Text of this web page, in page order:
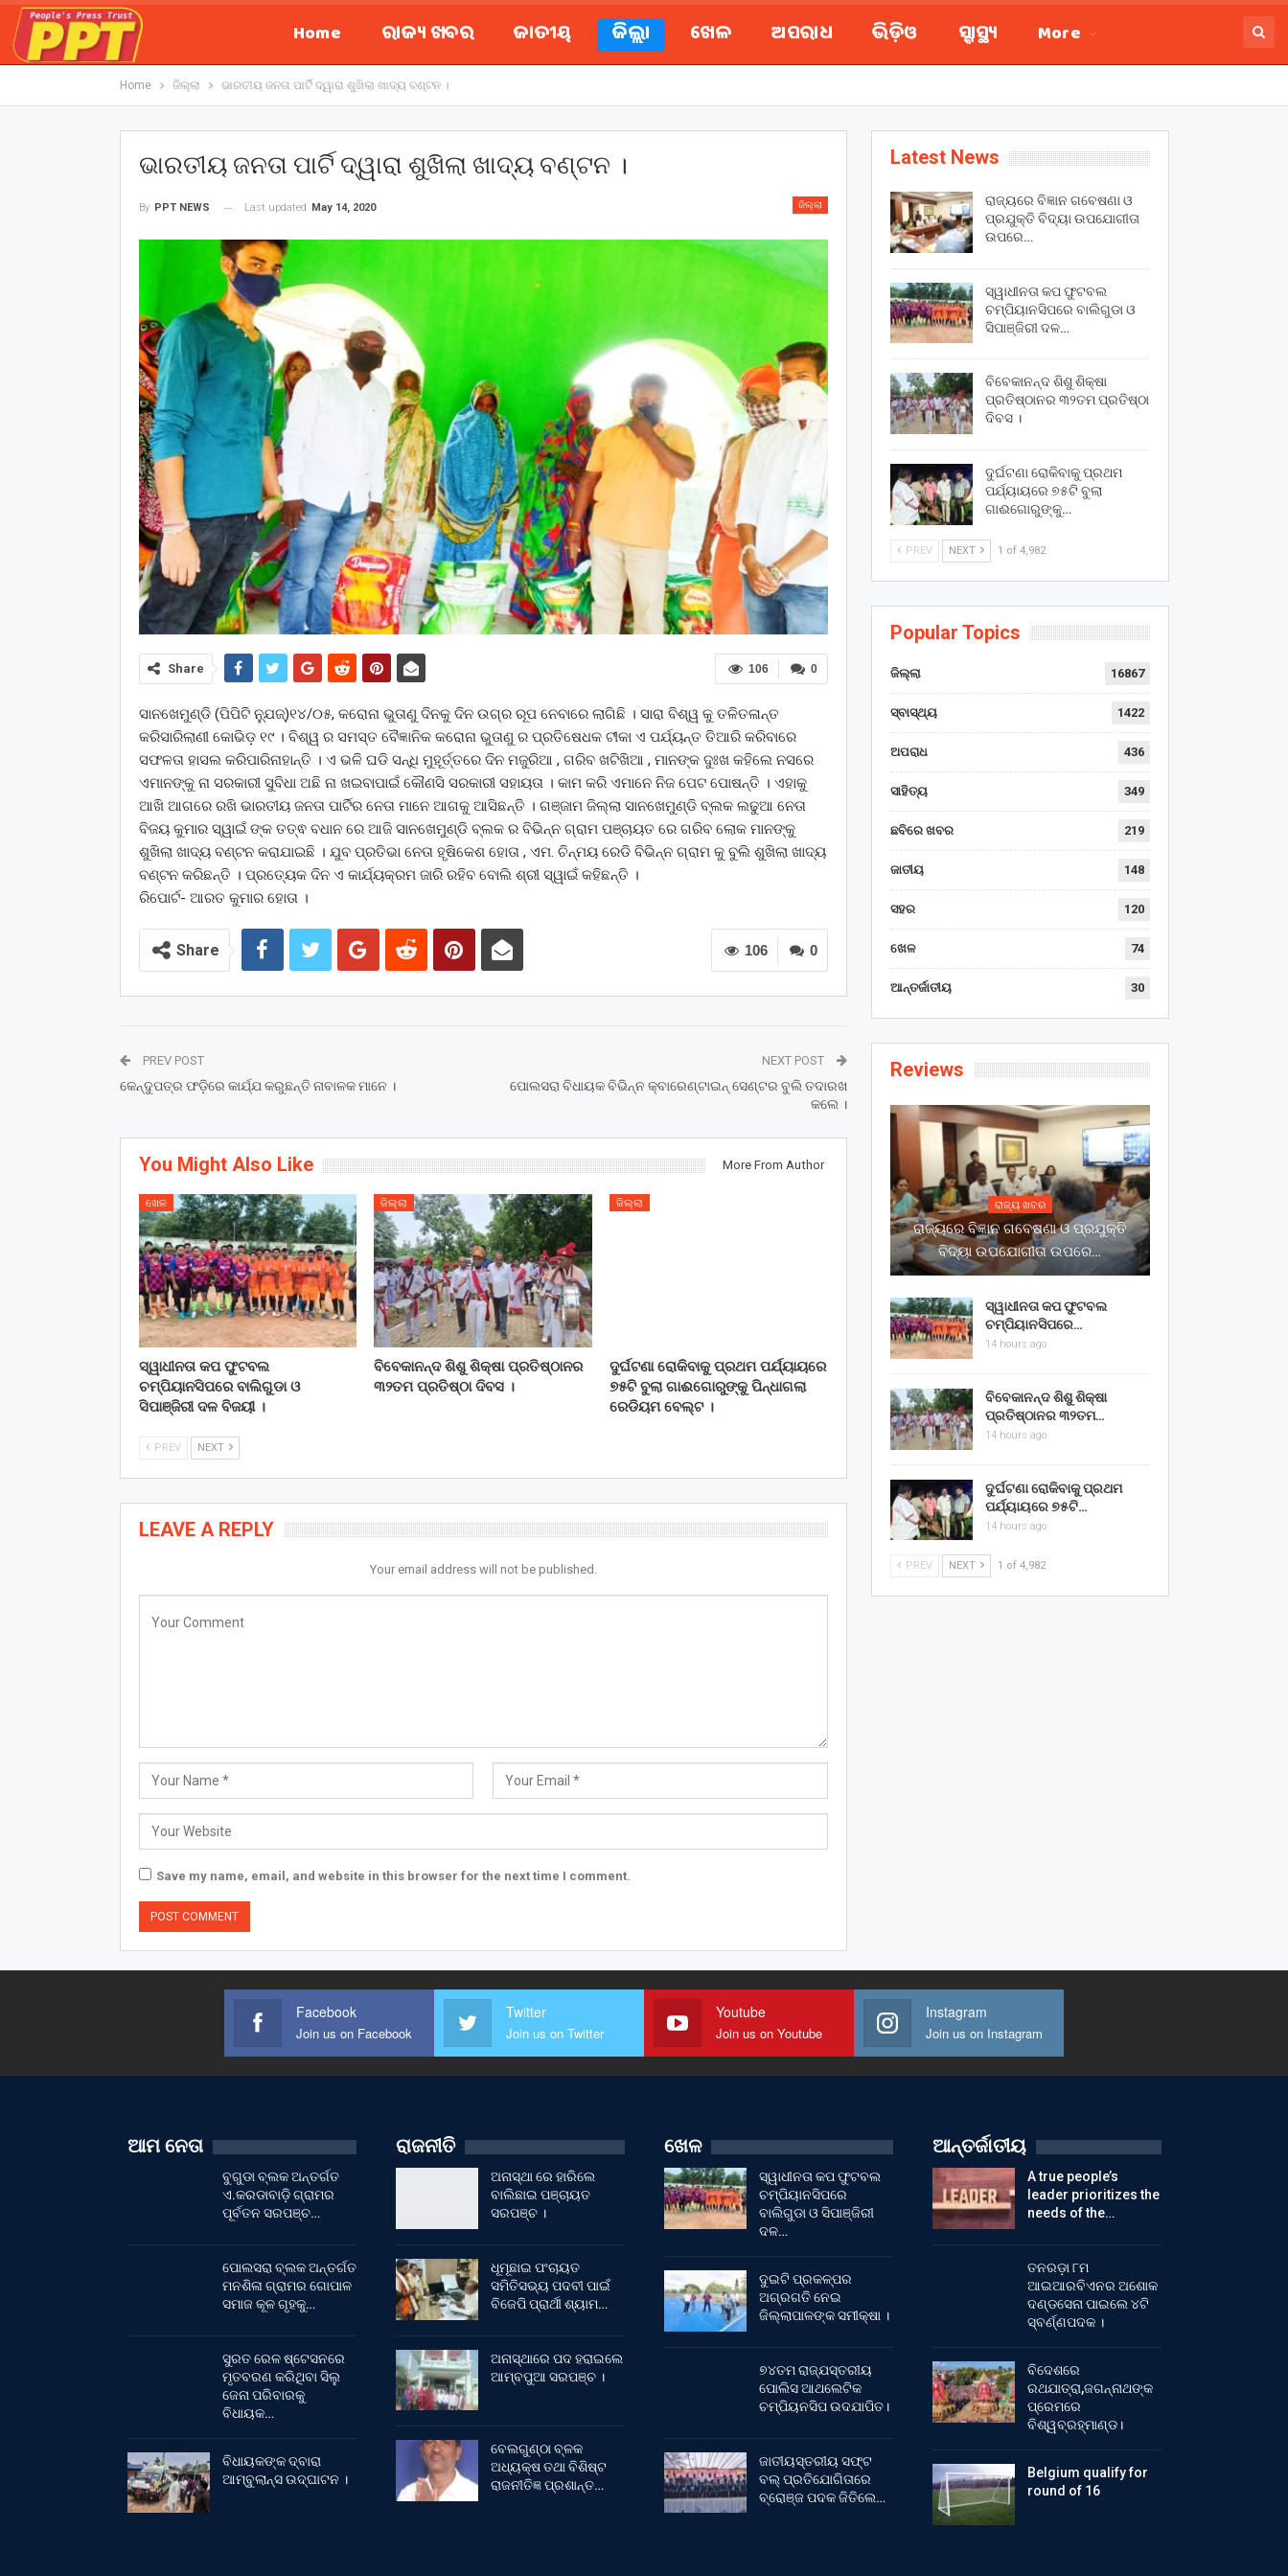
Home ରାଜ୍ୟ ଖବର ଜାତୀୟ ଜିଲ୍ଲା ଖେଳ ଅପରାଧ ଭିଡ଼ିଓ ସ୍ବାସ୍ଥ୍ୟ More
Home ଜିଲ୍ଲା ଭାରତୀୟ ଜନତା ପାର୍ଟି ଦ୍ୱାରା ଶୁଖିଲା ଖାଦ୍ୟ ବଣ୍ଟନ ।
ଭାରତୀୟ ଜନତା ପାର୍ଟି ଦ୍ୱାରା ଶୁଖିଲା ଖାଦ୍ୟ ବଣ୍ଟନ ।
ଜିଲ୍ଲା
By PPT NEWS Last updated May 14, 2020
0
106
Share
ସାନଖେମୁଣ୍ଡି (ପିପିଟି ନ୍ଯୁଜ୍)୧୪/୦୫, କରୋନା ଭୁତାଣୁ ଦିନକୁ ଦିନ ଉଗ୍ର ରୂପ ନେବାରେ ଲାଗିଛି । ସାରା ବିଶ୍ୱ କୁ ତଳିତଳାନ୍ତ
କରିସାରିଲାଣୀ କୋଭିଡ଼ ୧୯ । ବିଶ୍ୱ ର ସମସ୍ତ ବୈଜ୍ଞାନିକ କରୋନା ଭୁତାଣୁ ର ପ୍ରତିଷେଧକ ଟୀକା ଏ ପର୍ଯ୍ୟନ୍ତ ତିଆରି କରିବାରେ
ସଫଳତା ହାସଲ କରିପାରିନାହାନ୍ତି । ଏ ଭଳି ଘଡି ସନ୍ଧି ମୁହୂର୍ତ୍ତରେ ଦିନ ମଜୁରିଆ , ଗରିବ ଖଟିଖିଆ , ମାନଙ୍କ ଦୁଃଖ କହିଲେ ନସରେ
ଏମାନଙ୍କୁ ନା ସରକାରୀ ସୁବିଧା ଅଛି ନା ଖଇବାପାଇଁ କୌଣସି ସରକାରୀ ସହାୟତା । କାମ କରି ଏମାନେ ନିଜ ପେଟ ପୋଷନ୍ତି । ଏହାକୁ
ଆଖି ଆଗରେ ରଖି ଭାରତୀୟ ଜନତା ପାର୍ଟିର ନେତା ମାନେ ଆଗକୁ ଆସିଛନ୍ତି । ଗଞ୍ଜାମ ଜିଲ୍ଲା ସାନଖେମୁଣ୍ଡି ବ୍ଲକ ଲଢୁଆ ନେତା
ବିଜୟ କୁମାର ସ୍ୱାଇଁ ଙ୍କ ତତ୍ଵ ବଧାନ ରେ ଆଜି ସାନଖେମୁଣ୍ଡି ବ୍ଲକ ର ବିଭିନ୍ନ ଗ୍ରାମ ପଞ୍ଚାୟତ ରେ ଗରିବ ଲୋକ ମାନଙ୍କୁ
ଶୁଖିଲା ଖାଦ୍ୟ ବଣ୍ଟନ କରାଯାଇଛି । ଯୁବ ପ୍ରତିଭା ନେତା ହୃଷିକେଶ ହୋତା , ଏମ. ଚିନ୍ମୟ ରେଡି ବିଭିନ୍ନ ଗ୍ରାମ କୁ ବୁଲି ଶୁଖିଲା ଖାଦ୍ୟ
ବଣ୍ଟନ କରିଛନ୍ତି । ପ୍ରତ୍ୟେକ ଦିନ ଏ କାର୍ଯ୍ୟକ୍ରମ ଜାରି ରହିବ ବୋଲି ଶ୍ରୀ ସ୍ୱାଇଁ କହିଛନ୍ତି ।
ରିପୋର୍ଟ- ଆରତ କୁମାର ହୋତା ।
0
106
Share
PREV POST
କେନ୍ଦୁପତ୍ର ଫଡ଼ିରେ କାର୍ଯ୍ଯ କରୁଛନ୍ତି ନାବାଳକ ମାନେ ।
NEXT POST
ପୋଲସରା ବିଧାୟକ ବିଭିନ୍ନ କ୍ବାରେଣ୍ଟାଇନ୍ ସେଣ୍ଟର ବୁଲି ତଦାରଖ
କଲେ ।
You Might Also Like More From Author
ଖେଳ
ସ୍ୱାଧୀନତା କପ ଫୁଟବଲ
ଚମ୍ପିୟାନସିପରେ ବାଲିଗୁଡା ଓ
ସିପାଞ୍ଜିରୀ ଦଳ ବିଜୟୀ ।
ଜିଲ୍ଲା
ବିବେକାନନ୍ଦ ଶିଶୁ ଶିକ୍ଷା ପ୍ରତିଷ୍ଠାନର
୩୨ତମ ପ୍ରତିଷ୍ଠା ଦିବସ ।
ଜିଲ୍ଲା
ଦୁର୍ଘଟଣା ରୋକିବାକୁ ପ୍ରଥମ ପର୍ଯ୍ୟାୟରେ
୭୫ଟି ବୁଲା ଗାଈଗୋରୁଙ୍କୁ ପିନ୍ଧାଗଲା
ରେଡିୟମ ବେଲ୍ଟ ।
PREV NEXT
LEAVE A REPLY
Your email address will not be published.
Save my name, email, and website in this browser for the next time I comment.
Latest News
ରାଜ୍ୟରେ ବିଜ୍ଞାନ ଗବେଷଣା ଓ
ପ୍ରଯୁକ୍ତି ବିଦ୍ୟା ଉପଯୋଗୀତା
ଉପରେ…
ସ୍ୱାଧୀନତା କପ ଫୁଟବଲ
ଚମ୍ପିୟାନସିପରେ ବାଲିଗୁଡା ଓ
ସିପାଞ୍ଜିରୀ ଦଳ…
ବିବେକାନନ୍ଦ ଶିଶୁ ଶିକ୍ଷା
ପ୍ରତିଷ୍ଠାନର ୩୨ତମ ପ୍ରତିଷ୍ଠା
ଦିବସ ।
ଦୁର୍ଘଟଣା ରୋକିବାକୁ ପ୍ରଥମ
ପର୍ଯ୍ୟାୟରେ ୭୫ଟି ବୁଲା
ଗାଈଗୋରୁଙ୍କୁ…
PREV NEXT 1 of 4,982
Popular Topics
ଜିଲ୍ଲା 16867
ସ୍ବାସ୍ଥ୍ୟ 1422
ଅପରାଧ 436
ସାହିତ୍ୟ 349
ଛବିରେ ଖବର 219
ଜାତୀୟ 148
ସହର 120
ଖେଳ 74
ଆନ୍ତର୍ଜାତୀୟ 30
Reviews
ରାଜ୍ୟ ଖବର
ରାଜ୍ୟରେ ବିଜ୍ଞାନ ଗବେଷଣା ଓ ପ୍ରଯୁକ୍ତି
ବିଦ୍ୟା ଉପଯୋଗୀତା ଉପରେ…
ସ୍ୱାଧୀନତା କପ ଫୁଟବଲ
ଚମ୍ପିୟାନସିପରେ…
14 hours ago
ବିବେକାନନ୍ଦ ଶିଶୁ ଶିକ୍ଷା
ପ୍ରତିଷ୍ଠାନର ୩୨ତମ…
14 hours ago
ଦୁର୍ଘଟଣା ରୋକିବାକୁ ପ୍ରଥମ
ପର୍ଯ୍ୟାୟରେ ୭୫ଟି…
14 hours ago
PREV NEXT 1 of 4,982
Facebook
Join us on Facebook
Twitter
Join us on Twitter
Youtube
Join us on Youtube
Instagram
Join us on Instagram
ଆମ ନେତା
ବୁଗୁଡା ବ୍ଲକ ଅନ୍ତର୍ଗତ
ଏ.କରଡାବାଡ଼ି ଗ୍ରାମର
ପୂର୍ବତନ ସରପଞ୍ଚ…
ପୋଲସରା ବ୍ଲକ ଅନ୍ତର୍ଗତ
ମନଶିଳା ଗ୍ରାମର ଗୋପାଳ
ସମାଜ କୂଳ ଗୃହକୁ…
ସୁରତ ରେଳ ଷ୍ଟେସନରେ
ମୃତବରଣ କରିଥିବା ସିଲୁ
ଜେନା ପରିବାରକୁ
ବିଧାୟକ…
ବିଧାୟକଙ୍କ ଦ୍ବାରା
ଆମ୍ବୁଲାନ୍ସ ଉଦ୍‌ଘାଟନ ।
ରାଜନୀତି
ଅନାସ୍ଥା ରେ ହାରିଲେ
ବାଲିଛାଇ ପଞ୍ଚାୟତ
ସରପଞ୍ଚ ।
ଧୂମୂଛାଇ ପଂଚାୟତ
ସମିତିସଭ୍ୟ ପଦବୀ ପାଇଁ
ବିଜେପି ପ୍ରାର୍ଥୀ ଶ୍ୟାମ…
ଅନାସ୍ଥାରେ ପଦ ହରାଇଲେ
ଆମ୍ବପୁଆ ସରପଞ୍ଚ ।
ବେଲଗୁଣ୍ଠା ବ୍ଳକ
ଅଧ୍ୟକ୍ଷ ତଥା ବିଶିଷ୍ଟ
ରାଜନୀତିଜ୍ଞ ପ୍ରଶାନ୍ତ…
ଖେଳ
ସ୍ୱାଧୀନତା କପ ଫୁଟବଲ
ଚମ୍ପିୟାନସିପରେ
ବାଲିଗୁଡା ଓ ସିପାଞ୍ଜିରୀ
ଦଳ…
ଦୁଇଟି ପ୍ରକଳ୍ପର
ଅଗ୍ରଗତି ନେଇ
ଜିଲ୍ଲାପାଳଙ୍କ ସମୀକ୍ଷା ।
୭୪ତମ ରାଜ୍ଯସ୍ତରୀୟ
ପୋଲିସ ଆଥଲେଟିକ
ଚମ୍ପିୟନସିପ ଉଦଯାପିତ।
ଜାତୀୟସ୍ତରୀୟ ସଫ୍ଟ
ବଲ୍ ପ୍ରତିଯୋଗିତାରେ
ବ୍ରୋଞ୍ଜ ପଦକ ଜିତିଲେ…
ଆନ୍ତର୍ଜାତୀୟ
A true people’s
leader prioritizes the
needs of the…
ତନରଡ଼ା ୮ମ
ଆଇଆରବିଏନର ଅଶୋକ
ଦଣ୍ଡସେନା ପାଇଲେ ୪ଟି
ସ୍ବର୍ଣ୍ଣପଦକ ।
ବିଦେଶରେ
ରଥଯାତ୍ରା,ଜଗନ୍ନାଥଙ୍କ
ପ୍ରେମରେ
ବିଶ୍ୱବ୍ରହ୍ମାଣ୍ଡ।
Belgium qualify for
round of 16